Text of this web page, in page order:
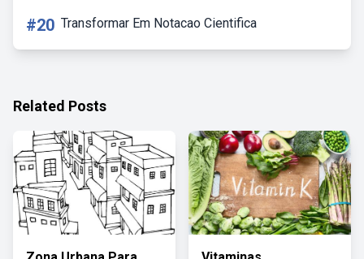
#20 Transformar Em Notacao Cientifica
Related Posts